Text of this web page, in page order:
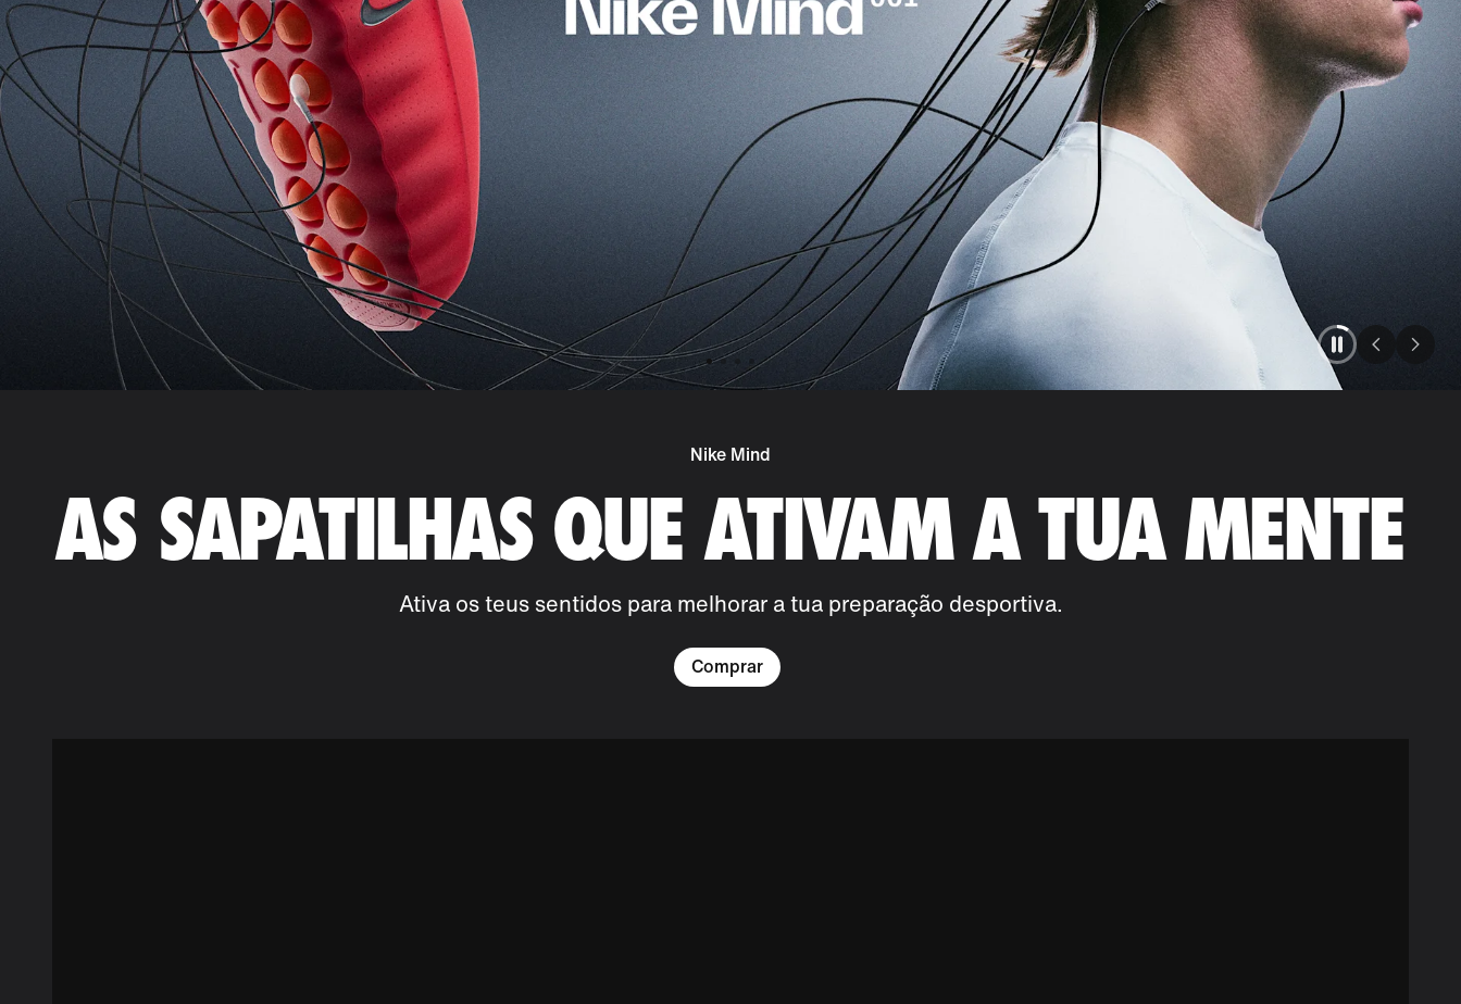
Nike Mind
AS SAPATILHAS QUE ATIVAM A TUA MENTE
Ativa os teus sentidos para melhorar a tua preparação desportiva.
Comprar